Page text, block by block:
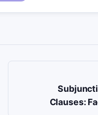
Clauses: